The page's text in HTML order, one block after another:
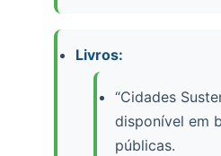
Livros:
“Cidades
disponível em
públicas.